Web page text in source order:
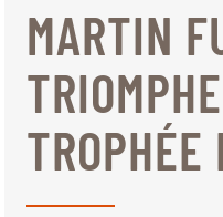
ÉDITION 2026
LE CHIG
MULTIMÉDIA
LIENS RAPIDES
MARTIN
TROPHÉE